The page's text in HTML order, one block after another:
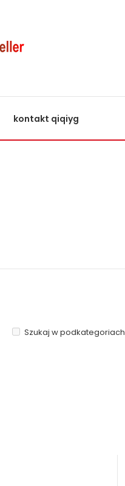
kontakt qiqiyg
Szukaj w podkategoriach